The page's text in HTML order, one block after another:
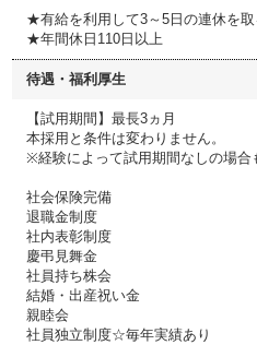
★有給を利用して3～5日の連休を
★年間休日110日以上
待遇・福利厚生
【試用期間】最長3ヵ月
本採用と条件は変わりません。
※経験によって試用期間なしの場合
社会保険完備
退職金制度
社内表彰制度
慶弔見舞金
社員持ち株会
結婚・出産祝い金
親睦会
社員独立制度☆毎年実績あり